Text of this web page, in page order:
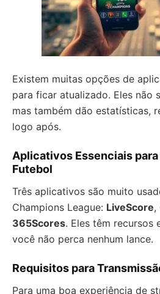
Existem muitas opções de
para ficar atualizado. Eles não
mas também dão estatísticas,
logo após.
Aplicativos Essenciais
Futebol
Três aplicativos são muito
Champions League: LiveScore,
365Scores. Eles têm recursos
você não perca nenhum lance.
Requisitos para
Para uma boa experiência de